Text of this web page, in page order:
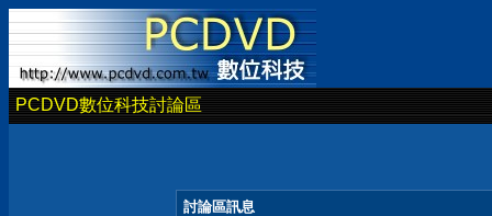
PCDVD數位科技討論區
討論區訊息